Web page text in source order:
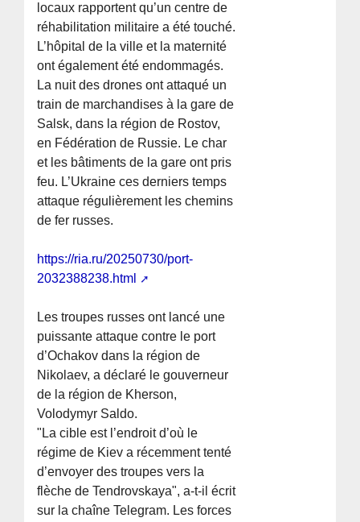
locaux rapportent qu’un centre de
réhabilitation militaire a été touché.
L’hôpital de la ville et la maternité
ont également été endommagés.
La nuit des drones ont attaqué un
train de marchandises à la gare de
Salsk, dans la région de Rostov,
en Fédération de Russie. Le char
et les bâtiments de la gare ont pris
feu. L’Ukraine ces derniers temps
attaque régulièrement les chemins
de fer russes.
https://ria.ru/20250730/port-
2032388238.html
Les troupes russes ont lancé une
puissante attaque contre le port
d’Ochakov dans la région de
Nikolaev, a déclaré le gouverneur
de la région de Kherson,
Volodymyr Saldo.
"La cible est l’endroit d’où le
régime de Kiev a récemment tenté
d’envoyer des troupes vers la
flèche de Tendrovskaya", a-t-il écrit
sur la chaîne Telegram. Les forces